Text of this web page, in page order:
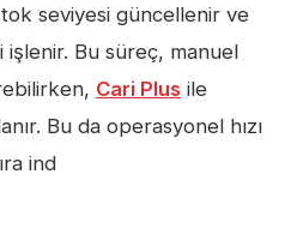
seviyesi güncellenir ve
Bu süreç, manuel
Cari Plus ile
Bu da operasyonel hızı
ind